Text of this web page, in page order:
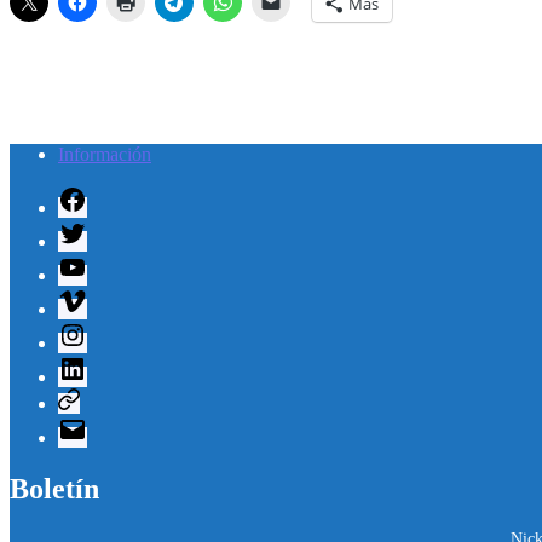
Información
Facebook
Twitter
Youtube
Vimeo
Instagram
Linkedin
Telegram
Correo
electrónico
Boletín